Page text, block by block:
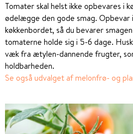
Tomater skal helst ikke opbevares i
ødelægge den gode smag.
køkkenbordet, så du bevarer
tomaterne holde sig i 5-6 dage.
væk fra ætylen-dannende frugter,
holdbarheden.
Se også udvalget af melonfrø- og